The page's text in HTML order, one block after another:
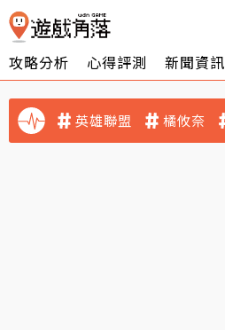
攻略分析 心得評測 新聞資訊
英雄聯盟 橘攸奈